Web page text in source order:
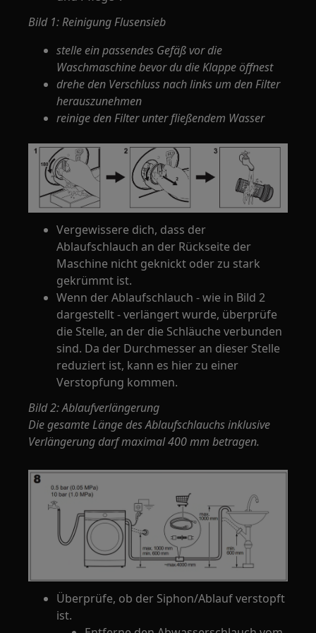
Bild 1: Reinigung Flusensieb
stelle ein passendes Gefäß vor die
Waschmaschine bevor du die Klappe öffnest
drehe den Verschluss nach links um den Filter
herauszunehmen
reinige den Filter unter fließendem Wasser
Vergewissere dich, dass der
Ablaufschlauch an der Rückseite der
Maschine nicht geknickt oder zu stark
gekrümmt ist.
Wenn der Ablaufschlauch - wie in Bild 2
dargestellt - verlängert wurde, überprüfe
die Stelle, an der die Schläuche verbunden
sind. Da der Durchmesser an dieser Stelle
reduziert ist, kann es hier zu einer
Verstopfung kommen.
Bild 2: Ablaufverlängerung
Die gesamte Länge des Ablaufschlauchs inklusive
Verlängerung darf maximal 400 mm betragen.
Überprüfe, ob der Siphon/Ablauf verstopft
ist.